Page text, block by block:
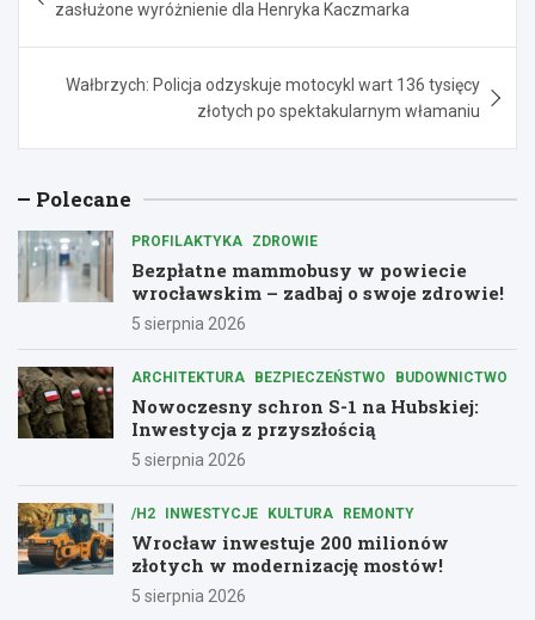
zasłużone wyróżnienie dla Henryka Kaczmarka
Wałbrzych: Policja odzyskuje motocykl wart 136 tysięcy
złotych po spektakularnym włamaniu
Polecane
PROFILAKTYKA ZDROWIE
Bezpłatne mammobusy w powiecie
wrocławskim – zadbaj o swoje zdrowie!
5 sierpnia 2026
ARCHITEKTURA BEZPIECZEŃSTWO BUDOWNICTWO
Nowoczesny schron S-1 na Hubskiej:
Inwestycja z przyszłością
5 sierpnia 2026
/H2 INWESTYCJE KULTURA REMONTY
Wrocław inwestuje 200 milionów
złotych w modernizację mostów!
5 sierpnia 2026